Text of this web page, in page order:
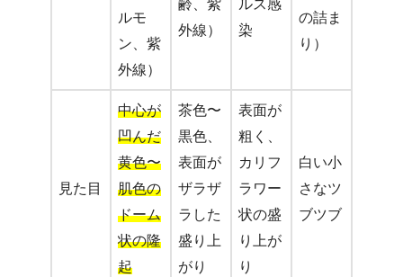
ルモ
ン、紫
外線）
齢、紫
外線）
ルス感
染
の詰ま
り）
見た目
中心が
凹んだ
黄色〜
肌色の
ドーム
状の隆
起
茶色〜
黒色、
表面が
ザラザ
ラした
盛り上
がり
表面が
粗く、
カリフ
ラワー
状の盛
り上が
り
白い小
さなツ
ブツブ